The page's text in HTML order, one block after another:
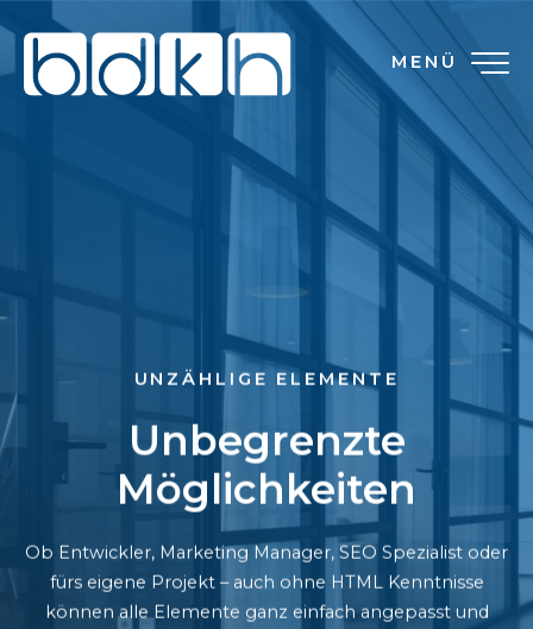
MENÜ
UNZÄHLIGE ELEMENTE
Unbegrenzte
Möglichkeiten
Ob Entwickler, Marketing Manager, SEO Spezialist oder
fürs eigene Projekt – auch ohne HTML Kenntnisse
können alle Elemente ganz einfach angepasst und